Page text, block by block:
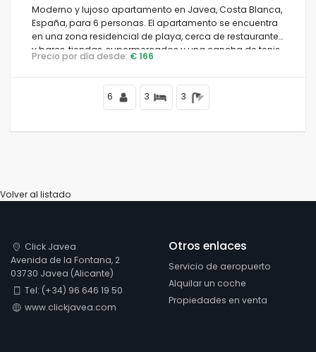
Moderno y lujoso apartamento en Javea, Costa Blanca,
España, para 6 personas. El apartamento se encuentra
en una zona residencial de playa, cerca de restaurantes
y bares, tiendas, supermercados y una cancha de tenis,
a 500 m de la playa de Arenal y a 0,5 km del mar.
Precio por día desde: € 166
6 3 3
Volver al listado
Click Javea
Avenida de la Fontana, 2
03730 Javea (Alicante)
Tel: (+34) 96 646 19 50
www.clickjavea.com
Otros enlaces
Servicio de aeropuerto
Alquilar un coche
Propiedades en venta